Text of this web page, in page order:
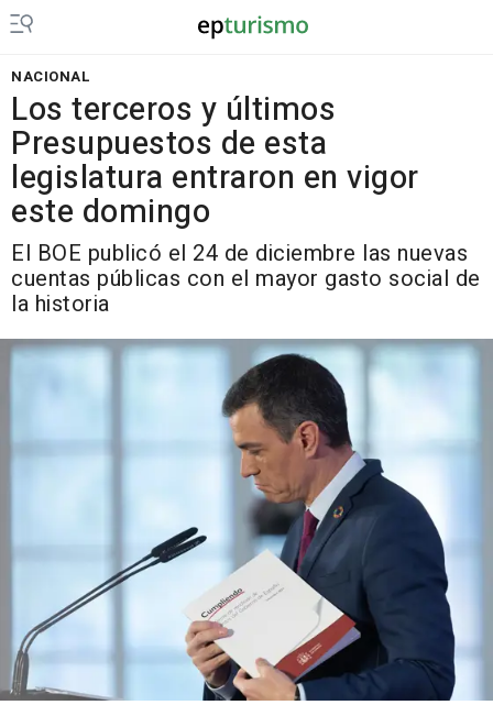
NACIONAL
Los terceros y últimos
Presupuestos de esta
legislatura entraron en vigor
este domingo
El BOE publicó el 24 de diciembre las nuevas
cuentas públicas con el mayor gasto social de
la historia